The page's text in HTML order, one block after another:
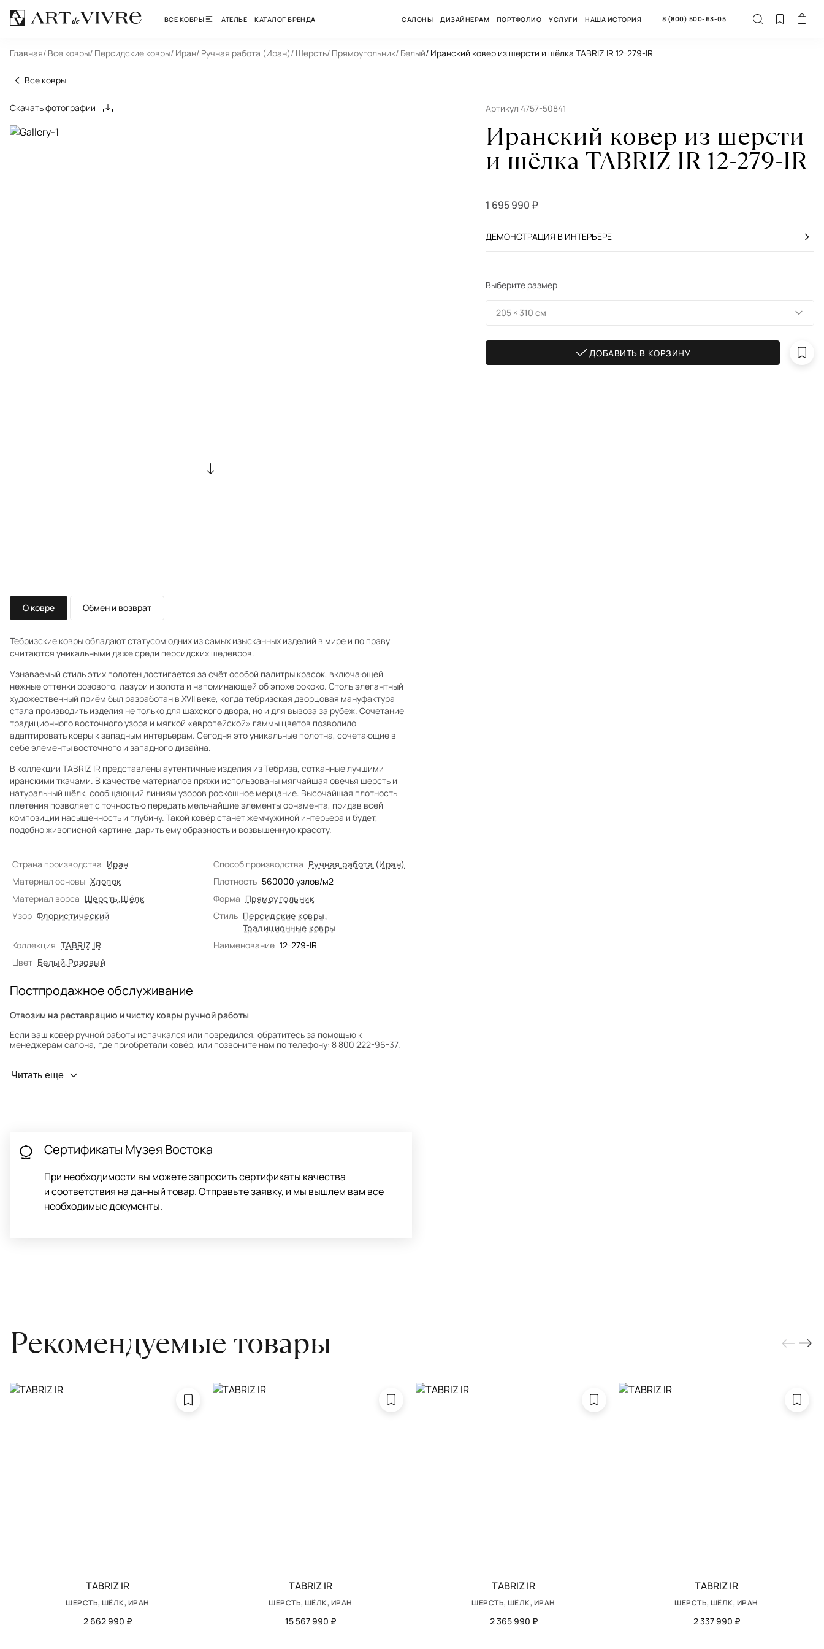
ВСЕ КОВРЫ АТЕЛЬЕ КАТАЛОГ БРЕНДА САЛОНЫ ДИЗАЙНЕРАМ ПОРТФОЛИО УСЛУГИ НАША ИСТОРИЯ 8 (800) 500-63-05
Главная/ Все ковры/ Персидские ковры/ Иран/ Ручная работа (Иран)/ Шерсть/ Прямоугольник/ Белый/ Иранский ковер из шерсти и шёлка TABRIZ IR 12-279-IR
Все ковры
Скачать фотографии
О ковре Обмен и возврат
Тебризские ковры обладают статусом одних из самых изысканных изделий в мире и по праву
считаются уникальными даже среди персидских шедевров.
Узнаваемый стиль этих полотен достигается за счёт особой палитры красок, включающей
нежные оттенки розового, лазури и золота и напоминающей об эпохе рококо. Столь элегантный
художественный приём был разработан в XVII веке, когда тебризская дворцовая мануфактура
стала производить изделия не только для шахского двора, но и для вывоза за рубеж. Сочетание
традиционного восточного узора и мягкой «европейской» гаммы цветов позволило
адаптировать ковры к западным интерьерам. Сегодня это уникальные полотна, сочетающие в
себе элементы восточного и западного дизайна.
В коллекции TABRIZ IR представлены аутентичные изделия из Тебриза, сотканные лучшими
иранскими ткачами. В качестве материалов пряжи использованы мягчайшая овечья шерсть и
натуральный шёлк, сообщающий линиям узоров роскошное мерцание. Высочайшая плотность
плетения позволяет с точностью передать мельчайшие элементы орнамента, придав всей
композиции насыщенность и глубину. Такой ковёр станет жемчужиной интерьера и будет,
подобно живописной картине, дарить ему образность и возвышенную красоту.
Страна производства Иран Способ производства Ручная работа (Иран)
Материал основы Хлопок Плотность 560000 узлов/м2
Материал ворса Шерсть,Шёлк Форма Прямоугольник
Узор Флористический Стиль Персидские ковры,
Традиционные ковры
Коллекция TABRIZ IR Наименование 12-279-IR
Цвет Белый,Розовый
Постпродажное обслуживание
Отвозим на реставрацию и чистку ковры ручной работы
Если ваш ковёр ручной работы испачкался или повредился, обратитесь за помощью к
менеджерам салона, где приобретали ковёр, или позвоните нам по телефону: 8 800 222-96-37.
Профилактика износа
привозите его в салон.
Читать еще
Сертификаты Музея Востока
При необходимости вы можете запросить сертификаты качества
и соответствия на данный товар. Отправьте заявку, и мы вышлем вам все
необходимые документы.
Артикул 4757-50841
Иранский ковер из шерсти
и шёлка TABRIZ IR 12-279-IR
1 695 990 ₽
ДЕМОНСТРАЦИЯ В ИНТЕРЬЕРЕ
Выберите размер
205 × 310 см
ДОБАВИТЬ В КОРЗИНУ
Рекомендуемые товары
TABRIZ IR
ШЕРСТЬ, ШЁЛК, ИРАН
2 662 990 ₽
TABRIZ IR
ШЕРСТЬ, ШЁЛК, ИРАН
15 567 990 ₽
TABRIZ IR
ШЕРСТЬ, ШЁЛК, ИРАН
2 365 990 ₽
TABRIZ IR
ШЕРСТЬ, ШЁЛК, ИРАН
2 337 990 ₽